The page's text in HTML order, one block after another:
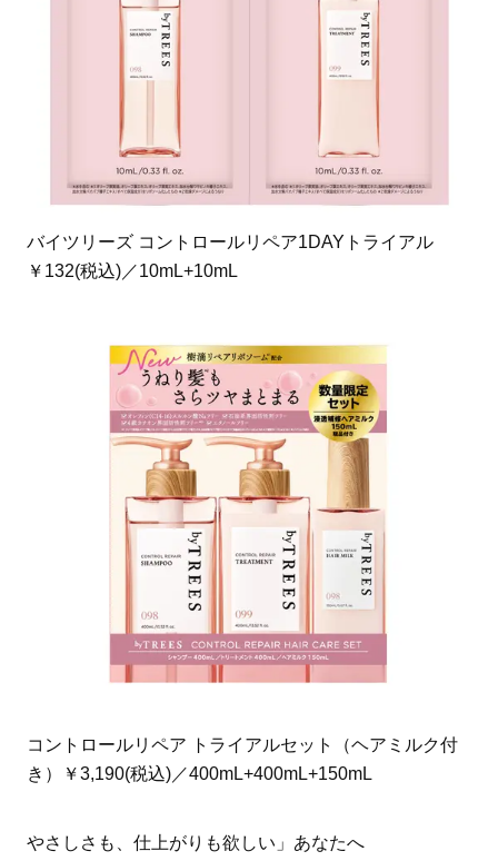
バイツリーズ コントロールリペア1DAYトライアル
￥132(税込)／10mL+10mL
コントロールリペア トライアルセット（ヘアミルク付
き）￥3,190(税込)／400mL+400mL+150mL
やさしさも、仕上がりも欲しい」あなたへ